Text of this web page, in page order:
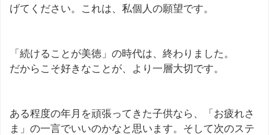
げてください。これは、私個人の願望です。
「続けることが美徳」の時代は、終わりました。
だからこそ好きなことが、より一層大切です。
ある程度の年月を頑張ってきた子供なら、「お疲れさ
ま」の一言でいいのかなと思います。そして次のステ